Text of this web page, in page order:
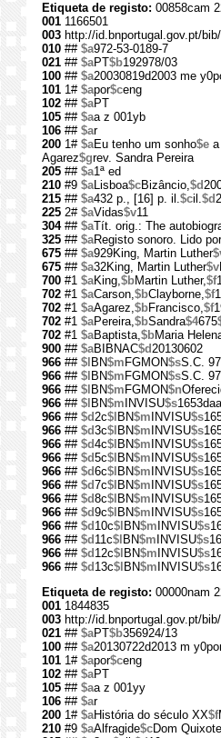
Etiqueta de registo: 00858cam
001 1166501
003 http://id.bnportugal.gov.pt/
010 ## $a972-53-0189-7
021 ## $aPT$b192978/03
100 ## $a20030819d2003 me
101 1# $apor$ceng
102 ## $aPT
105 ## $aa z 001yb
106 ## $ar
200 1# $aEu tenho um sonho$e
Agarez$grev. Sandra Pereira
205 ## $a1ª ed
210 #9 $aLisboa$cBizâncio,$d
215 ## $a432 p., [16] p. il.$cil.$d
225 2# $aVidas$v11
304## $aTít. orig.: The
325 ## $aRegisto sonoro. Lido
675 ## $a929King, Martin Luther
675 ## $a32King, Martin Luther$v
700 #1 $aKing,$bMartin Luther,$f
702 #1 $aCarson,$bClayborne,$f
702 #1 $aAgarez,$bFrancisco,$f
702 #1 $aPereira,$bSandra$4675
702 #1 $aBaptista,$bMaria
900 ## $aBIBNAC$d20130602
966 ## $l BN$m FGMON$sS.C.
966 ## $l BN$m FGMON$sS.C.
966 ## $l BN$m FGMON$n
966 ## $l BN$m INVISU$s
966 ## $d2c$l BN$m INVISU$s
966 ## $d3c$l BN$m INVISU$s
966 ## $d4c$l BN$m INVISU$s
966 ## $d5c$l BN$m INVISU$s
966 ## $d6c$l BN$m INVISU$s
966 ## $d7c$l BN$m INVISU$s
966 ## $d8c$l BN$m INVISU$s
966 ## $d9c$l BN$m INVISU$s
966 ## $d 10c$l BN$m INVISU$s
966 ## $d 11c$l BN$m INVISU$s
966 ## $d 12c$l BN$m INVISU$s
966 ## $d 13c$l BN$m INVISU$s
Etiqueta de registo: 00000nam
001 1844835
003 http://id.bnportugal.gov.pt/
021 ## $aPT$b356924/13
100 ## $a20130722d2013 m
101 1# $apor$ceng
102 ## $aPT
105 ## $aa z 001yy
106 ## $ar
200 1# $aHistória do século XX$f
210 #9 $aAlfragide$cDom